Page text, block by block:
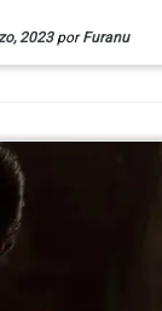
2023 porFuranu